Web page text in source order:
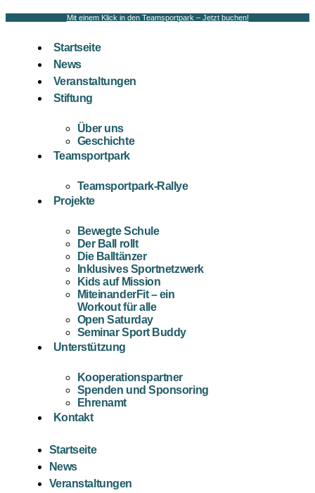
Mit einem Klick in den Teamsportpark – Jetzt buchen!
Startseite
News
Veranstaltungen
Stiftung
Über uns
Geschichte
Teamsportpark
Teamsportpark-Rallye
Projekte
Bewegte Schule
Der Ball rollt
Die Balltänzer
Inklusives Sportnetzwerk
Kids auf Mission
MiteinanderFit – ein
Workout für alle
Open Saturday
Seminar Sport Buddy
Unterstützung
Kooperationspartner
Spenden und Sponsoring
Ehrenamt
Kontakt
Startseite
News
Veranstaltungen